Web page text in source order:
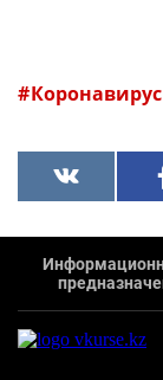
Коронавирус